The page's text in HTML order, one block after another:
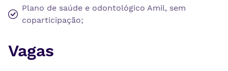
Plano de saúde e odontológico Amil, sem
coparticipação;
Vagas